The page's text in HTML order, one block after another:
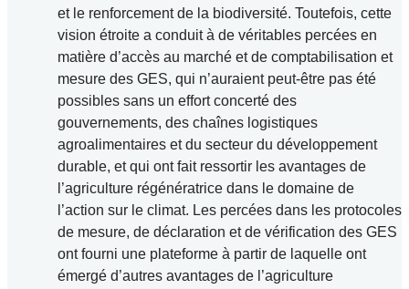
et le renforcement de la biodiversité. Toutefois, cette
vision étroite a conduit à de véritables percées en
matière d’accès au marché et de comptabilisation et
mesure des GES, qui n’auraient peut-être pas été
possibles sans un effort concerté des
gouvernements, des chaînes logistiques
agroalimentaires et du secteur du développement
durable, et qui ont fait ressortir les avantages de
l’agriculture régénératrice dans le domaine de
l’action sur le climat. Les percées dans les protocoles
de mesure, de déclaration et de vérification des GES
ont fourni une plateforme à partir de laquelle ont
émergé d’autres avantages de l’agriculture